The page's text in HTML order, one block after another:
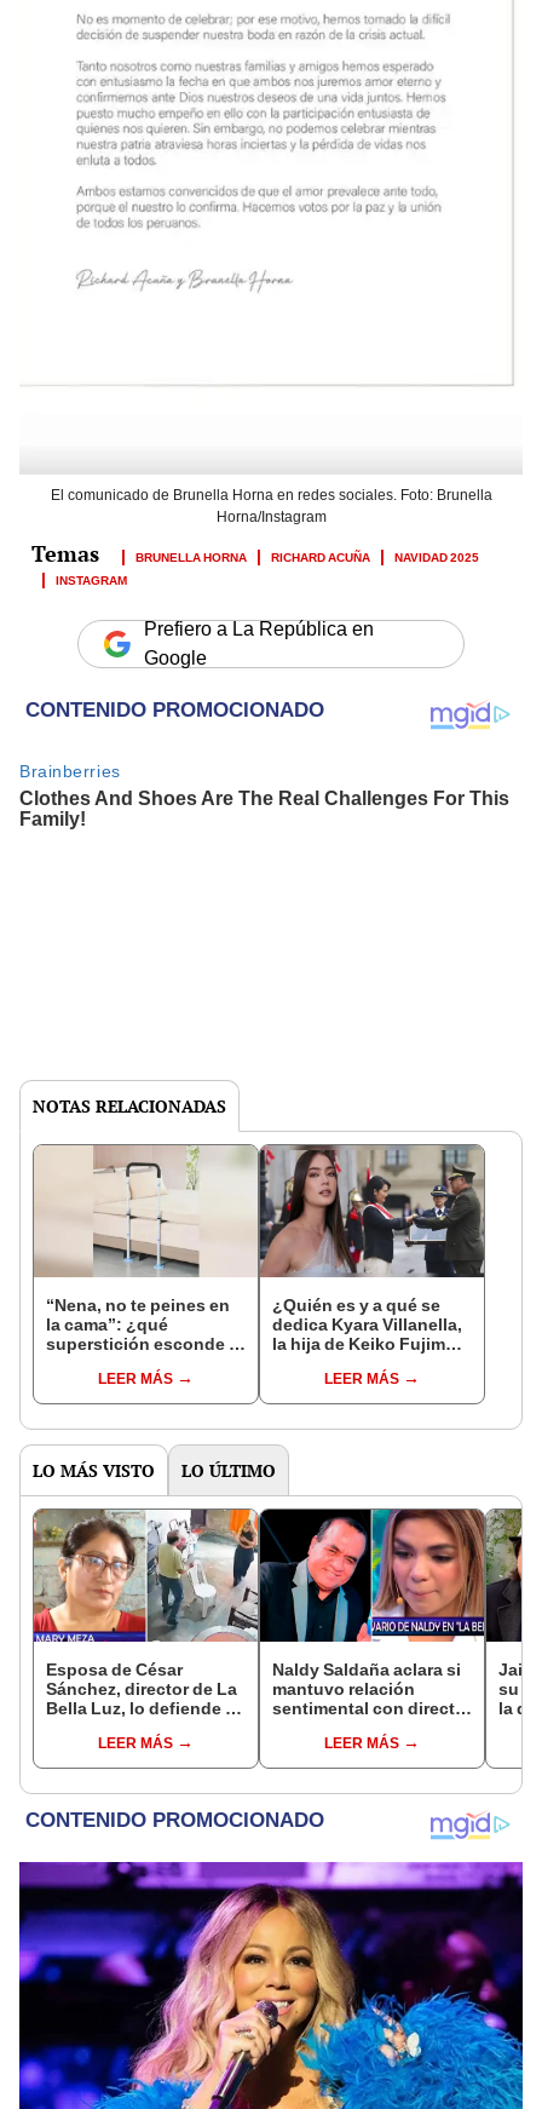
El comunicado de Brunella Horna en redes sociales. Foto: Brunella
Horna/Instagram
BRUNELLA HORNA RICHARD ACUÑA
NAVIDAD 2025
INSTAGRAM
Prefiero a La República en
Google
NOTAS RELACIONADAS
“Nena, no te peines en
la cama”: ¿qué
superstición esconde la
Enanitos Verdes?
LEER MÁS
¿Quién es y a qué se
dedica Kyara Villanella,
la hija de Keiko Fujimori
nivel nacional?
LEER MÁS
LO MÁS VISTO LO ÚLTIMO
Esposa de César
Sánchez, director de La
Bella Luz, lo defiende y
relación clandestina
con Naldy Saldaña:
LEER MÁS
Naldy Saldaña aclara si
mantuvo relación
sentimental con director
denunciarlo por
tocamientos: “Me
LEER MÁS
su
la
más"